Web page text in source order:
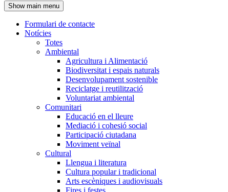
l'encapçalament
Show main menu
Navegació
principal
Formulari de contacte
Notícies
Totes
Ambiental
Agricultura i Alimentació
Biodiversitat i espais naturals
Desenvolupament sostenible
Reciclatge i reutilització
Voluntariat ambiental
Comunitari
Educació en el lleure
Mediació i cohesió social
Participació ciutadana
Moviment veïnal
Cultural
Llengua i literatura
Cultura popular i tradicional
Arts escèniques i audiovisuals
Fires i festes